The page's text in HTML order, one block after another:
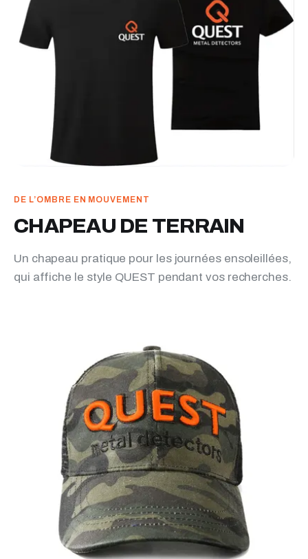
DE L’OMBRE EN MOUVEMENT
CHAPEAU DE TERRAIN
Un chapeau pratique pour les journées ensoleillées,
qui affiche le style QUEST pendant vos recherches.